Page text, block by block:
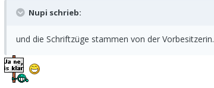
Nupi schrieb:
und die Schriftzüge stammen von der Vorbesitzerin.